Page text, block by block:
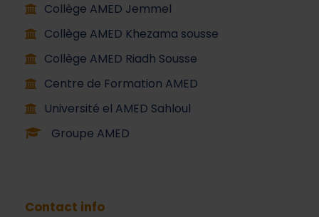
Collège AMED Jemmel
Collège AMED Khezama sousse
Collège AMED Riadh Sousse
Centre de Formation AMED
Université el AMED Sahloul
Groupe AMED
Contact info